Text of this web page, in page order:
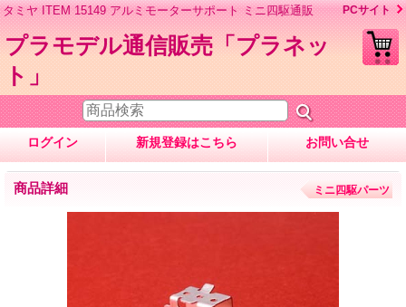
タミヤ ITEM 15149 アルミモーターサポート ミニ四駆通販 PCサイト
プラモデル通信販売「プラネッ
ト」
ログイン 新規登録はこちら お問い合せ
商品詳細 ミニ四駆パーツ